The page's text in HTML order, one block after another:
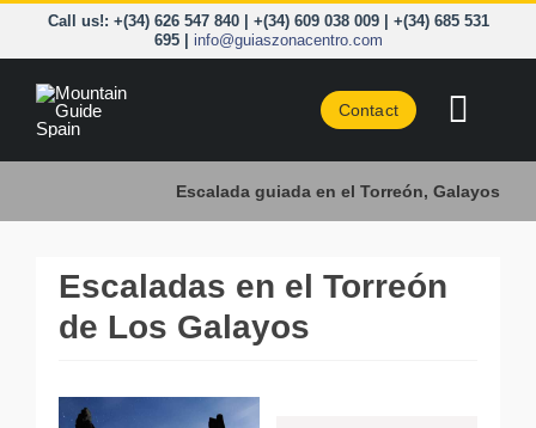
Skip
content
Call us!: +(34) 626 547 840 | +(34) 609 038 009 | +(34) 685 531
695 |
info@guiaszonacentro.com
Contact
COURSES
Escalada guiada en el Torreón, Galayos
Escaladas en el Torreón
de Los Galayos